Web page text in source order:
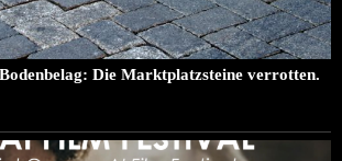
Die Marktplatzsteine verrotten.